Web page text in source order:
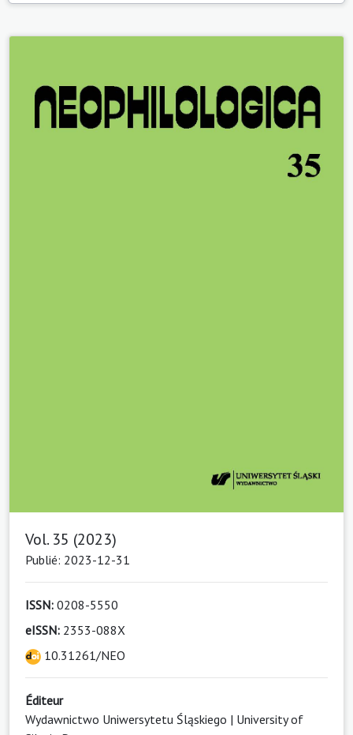
Vol. 35 (2023)
Publié: 2023-12-31
ISSN: 0208-5550
eISSN: 2353-088X
10.31261/NEO
Éditeur
Wydawnictwo Uniwersytetu Śląskiego | University of